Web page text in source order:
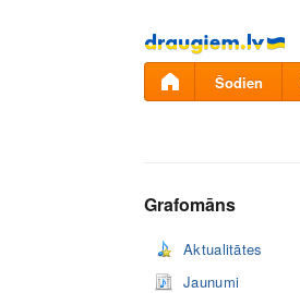
Pāriet
uz
saturu
Šodien
Grafomāns
Aktualitātes
Jaunumi